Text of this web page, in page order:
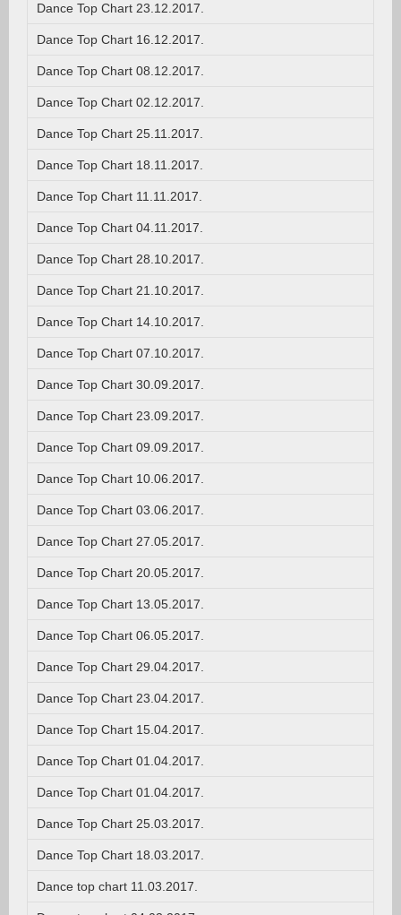
Dance Top Chart 23.12.2017.
Dance Top Chart 16.12.2017.
Dance Top Chart 08.12.2017.
Dance Top Chart 02.12.2017.
Dance Top Chart 25.11.2017.
Dance Top Chart 18.11.2017.
Dance Top Chart 11.11.2017.
Dance Top Chart 04.11.2017.
Dance Top Chart 28.10.2017.
Dance Top Chart 21.10.2017.
Dance Top Chart 14.10.2017.
Dance Top Chart 07.10.2017.
Dance Top Chart 30.09.2017.
Dance Top Chart 23.09.2017.
Dance Top Chart 09.09.2017.
Dance Top Chart 10.06.2017.
Dance Top Chart 03.06.2017.
Dance Top Chart 27.05.2017.
Dance Top Chart 20.05.2017.
Dance Top Chart 13.05.2017.
Dance Top Chart 06.05.2017.
Dance Top Chart 29.04.2017.
Dance Top Chart 23.04.2017.
Dance Top Chart 15.04.2017.
Dance Top Chart 01.04.2017.
Dance Top Chart 01.04.2017.
Dance Top Chart 25.03.2017.
Dance Top Chart 18.03.2017.
Dance top chart 11.03.2017.